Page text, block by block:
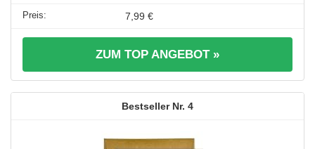
7,99 €
ZUM TOP ANGEBOT »
4